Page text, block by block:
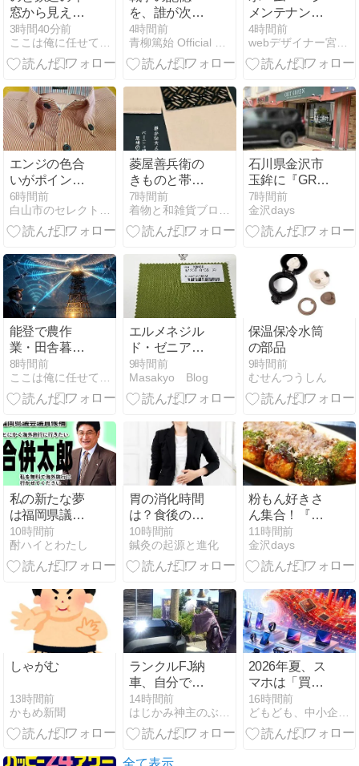
窓から見えた
あの風景をも
う一度。カナ
リアナス（フ
イス）栽培へ
の挑戦！
3時間40分前
ここは俺に任せて先に行け
を、誰が次の
世代へつなぐ
のか｜戦没者
追悼式で考え
4時間前
青柳篤始 Official Site
メンテナンス
中につき、お
問い合わせは
お電話でお願
す。
4時間前
webデザイナー宮永美穂の起業ブログ
エンジの色合
いがポイント
BDシャツ
6時間前
白山市のセレクトショップ紳士服ひらたです。
菱屋善兵衛の
きものと帯で
大人の着こな
し/女性の色気
を感じる組み
かれる
7時間前
着物と和雑貨ブログきものふくしま
石川県金沢市
玉鉾に『GRIT
GREEN』な
る古着と植物
のお店がオー
7時間前
金沢days
能登で農作
業・田舎暮ら
しを始める前
に知ってほし
い「スマホ電
と対策
8時間前
ここは俺に任せて先に行け
エルメネジル
ド・ゼニアの
モヘア生地が
レディースみ
たいでオシャ
ート生地とし
て作ろうか？
9時間前
Masakyo Blog
保温保冷水筒
の部品
9時間前
むせんつうしん
私の新たな夢
は福岡県議会
議員になる事
です。もちろ
ん自民党です
10時間前
酎ハイとわたし
胃の消化時間
は？食後の目
安と胃もたれ
対策
10時間前
鍼灸の起源と進化
粉もん好きさ
ん集合！『金
沢港クルーズ
ターミナル』
で『なんちゃ
フェス』開
催。8月9日。
11時間前
金沢days
しゃがむ
13時間前
かもめ新聞
ランクルFJ納
車、自分でお
祓いしました
14時間前
はじかみ神主のぶろぐ（ジンジャー神社）
2026年夏、ス
マホは「買
う」より「配
分する」時代
になった（ユ
16時間前
どもども、中小企業診断士の遠田幹雄です。